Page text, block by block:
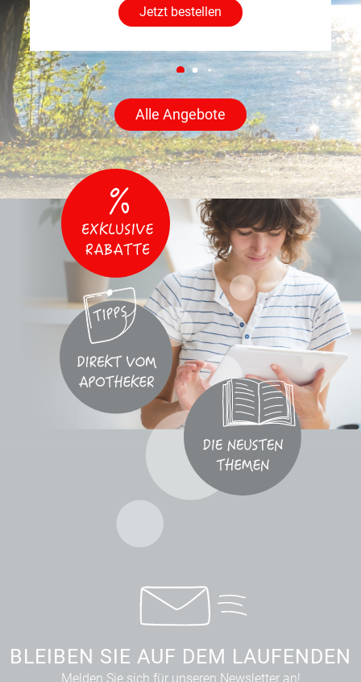
Jetzt bestellen
Alle Angebote
BLEIBEN SIE AUF DEM LAUFENDEN
Melden Sie sich für unseren Newsletter an!